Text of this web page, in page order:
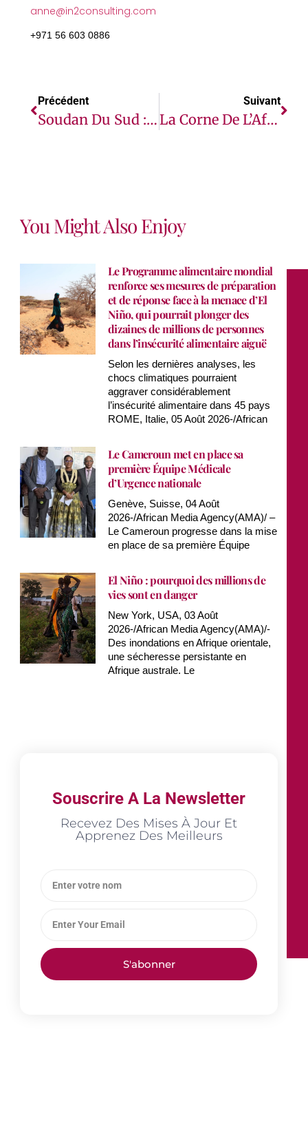
anne@in2consulting.com
+971 56 603 0886
Précédent
Soudan Du Sud : L’escalade Des Tensions À Tonga Entraîne Des Milliers De Déplacés
Suivant
La Corne De L’Afrique Vers Une Cinquième Année De Sécheresse Consécutive, La Pire En Quarante Ans (OMM)
You Might Also Enjoy
Le Programme alimentaire mondial
renforce ses mesures de préparation
et de réponse face à la menace d’El
Niño, qui pourrait plonger des
dizaines de millions de personnes
dans l’insécurité alimentaire aiguë
Selon les dernières analyses, les
chocs climatiques pourraient
aggraver considérablement
l’insécurité alimentaire dans 45 pays
ROME, Italie, 05 Août 2026-/African
Le Cameroun met en place sa
première Équipe Médicale
d’Urgence nationale
Genève, Suisse, 04 Août
2026-/African Media Agency(AMA)/ –
Le Cameroun progresse dans la mise
en place de sa première Équipe
El Niño : pourquoi des millions de
vies sont en danger
New York, USA, 03 Août
2026-/African Media Agency(AMA)/-
Des inondations en Afrique orientale,
une sécheresse persistante en
Afrique australe. Le
Souscrire A La Newsletter
Recevez Des Mises À Jour Et
Apprenez Des Meilleurs
S'abonner